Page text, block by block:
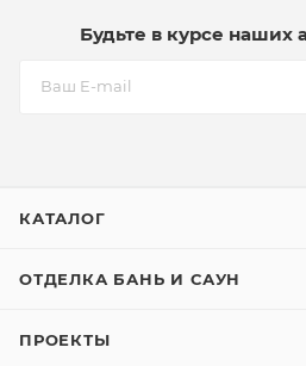
Будьте в курсе наших
КАТАЛОГ
ОТДЕЛКА БАНЬ И САУН
ПРОЕКТЫ